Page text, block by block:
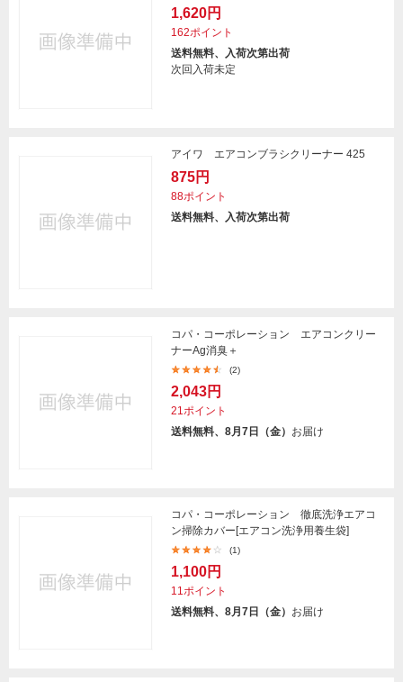
1,620円
162ポイント
送料無料、入荷次第出荷
次回入荷未定
アイワ エアコンブラシクリーナー 425
875円
88ポイント
送料無料、入荷次第出荷
コパ・コーポレーション エアコンクリー
ナーAg消臭＋
(2)
2,043円
21ポイント
送料無料、8月7日（金） お届け
コパ・コーポレーション 徹底洗浄エアコ
ン掃除カバー[エアコン洗浄用養生袋]
(1)
1,100円
11ポイント
送料無料、8月7日（金） お届け